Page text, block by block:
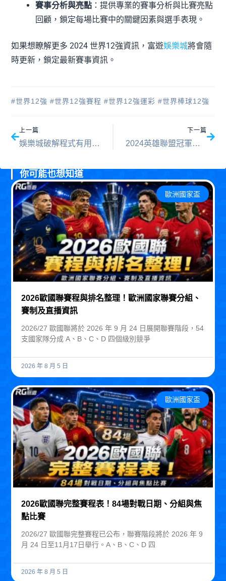
賽事分析與亮點 ：提供專業的賽事分析與比賽亮點
回顧，鎖定每場比賽中的關鍵因素與選手表現。
如果想瞭解更多 2024 世界12強資訊，富遊娛樂城將會隨
時更新，鎖定最新賽事資訊。
#世界12強 #世界12強賽程 #世界12強運彩 #世界棒球12強
上一篇
娛樂城破解程式有用嗎？詐騙案例、招數一次整理！
下一篇
2024英雄聯盟冠軍賽 T1 vs. BLG！11/2 Faker將再度封王！
你可能也想知道
歐洲國家盃
2026歐國聯賽程與排名整理！歐洲國家聯賽分組、
賽制及直播資訊
2026/27 歐國聯將於 2026 年 9 月 24 日展開聯賽階段，54
支國家隊分成 A、B、C、D 四個級別競爭
2026 年 8 月 5 日
歐洲國家盃
2026歐國聯完整賽程表！84場對戰日期、分組與焦
點比賽
2026/27 歐國聯完整賽程已公布，聯賽階段將於 2026 年 9
月 24 日至11月17日舉行。A、B、C、D 四
2026 年 8 月 5 日